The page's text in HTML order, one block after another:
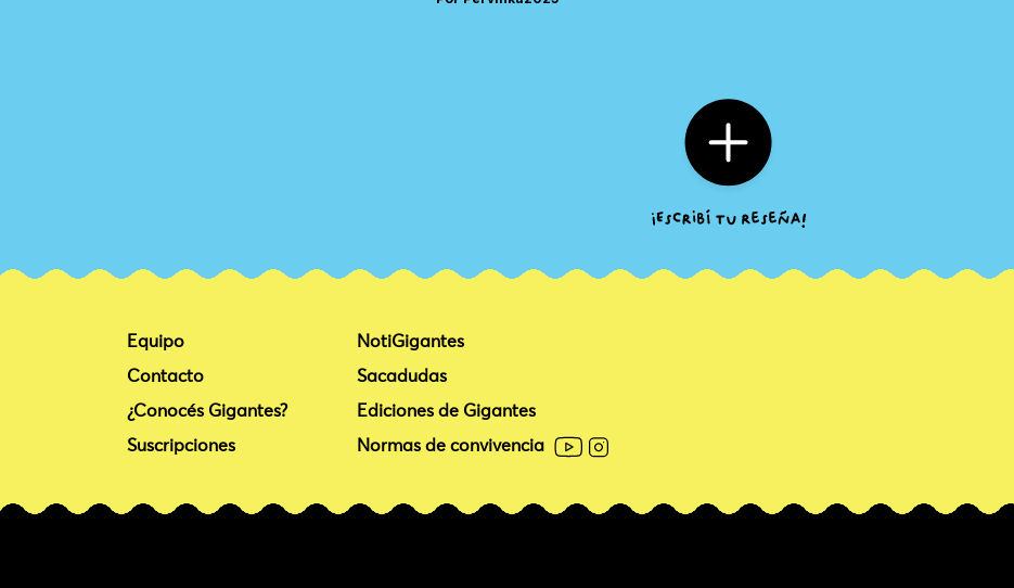
Equipo
Contacto
¿Conocés Gigantes?
Suscripciones
NotiGigantes
Sacadudas
Ediciones de Gigantes
Normas de convivencia